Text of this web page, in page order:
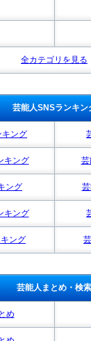
全カテゴリを見る
芸能人SNSランキン
キング
キング 芸
ング
キング
ング
芸能人まとめ・検索
め